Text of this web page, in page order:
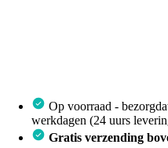
Op voorraad -
werkdagen (24 uurs
Gratis verzending